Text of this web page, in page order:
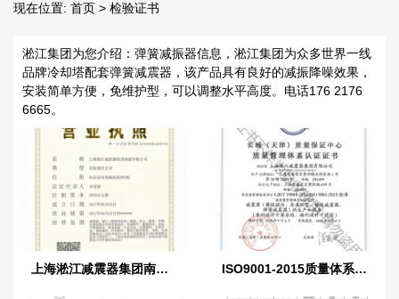
现在位置: 首页 > 检验证书
淞江集团为您介绍：弹簧减振器信息，淞江集团为众多世界一线
品牌冷却塔配套弹簧减震器，该产品具有良好的减振降噪效果，
安装简单方便，免维护型，可以调整水平高度。电话176 2176
6665。
上海淞江减震器集团南通有限公司营业执照 ISO9001-2015质量体系认证证书